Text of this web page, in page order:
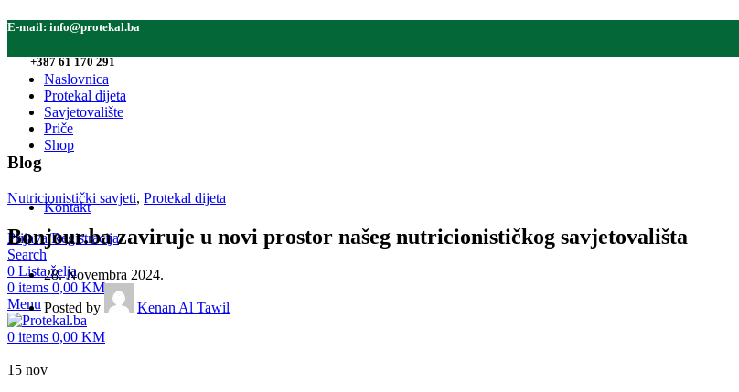
E-mail: info@protekal.ba
+387 61 170 291
Naslovnica
Protekal dijeta
Savjetovalište
Priče
Shop
Kontakt
Prijava/Registracija
Search
0 Lista želja
0 items 0,00 KM
Menu
0 items 0,00 KM
Blog
Nutricionistički savjeti, Protekal dijeta
Bonjour.ba zaviruje u novi prostor našeg nutricionističkog savjetovališta
28. Novembra 2024.
Posted by Kenan Al Tawil
15 nov